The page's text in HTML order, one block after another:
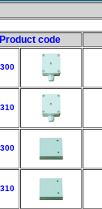
Product code